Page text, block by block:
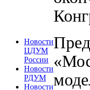
Новости
ЦДУМ
России
Новости
РДУМ
Новости